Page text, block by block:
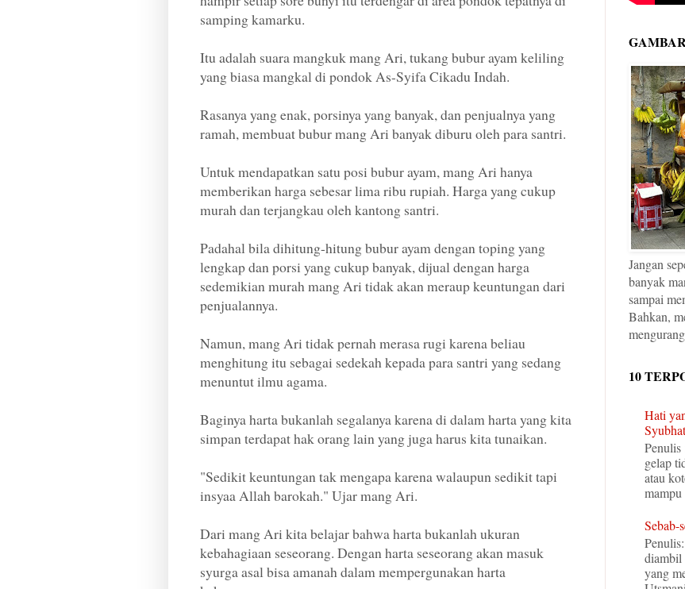
samping kamarku.
Itu adalah suara mangkuk mang Ari, tukang bubur ayam keliling
yang biasa mangkal di pondok As-Syifa Cikadu Indah.
Rasanya yang enak, porsinya yang banyak, dan penjualnya yang
ramah, membuat bubur mang Ari banyak diburu oleh para santri.
Untuk mendapatkan satu posi bubur ayam, mang Ari hanya
memberikan harga sebesar lima ribu rupiah. Harga yang cukup
murah dan terjangkau oleh kantong santri.
Padahal bila dihitung-hitung bubur ayam dengan toping yang
lengkap dan porsi yang cukup banyak, dijual dengan harga
sedemikian murah mang Ari tidak akan meraup keuntungan dari
penjualannya.
Namun, mang Ari tidak pernah merasa rugi karena beliau
menghitung itu sebagai sedekah kepada para santri yang sedang
menuntut ilmu agama.
Baginya harta bukanlah segalanya karena di dalam harta yang kita
simpan terdapat hak orang lain yang juga harus kita tunaikan.
"Sedikit keuntungan tak mengapa karena walaupun sedikit tapi
insyaa Allah barokah." Ujar mang Ari.
Dari mang Ari kita belajar bahwa harta bukanlah ukuran
kebahagiaan seseorang. Dengan harta seseorang akan masuk
syurga asal bisa amanah dalam mempergunakan harta
Jangan
banyak
sampai
Bahkan,
10
Hati
gelap
atau
mampu
Sebab-
diambil
yang